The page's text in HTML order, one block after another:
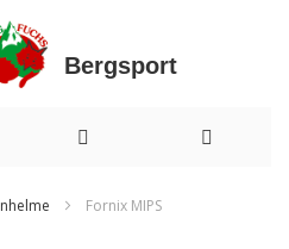
Bergsport
Fornix MIPS